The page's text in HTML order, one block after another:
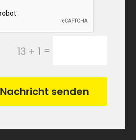
13 + 1 =
Nachricht senden